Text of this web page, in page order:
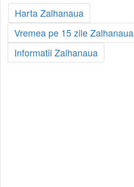
Harta Zalhanaua
Vremea pe 15 zile Zalhanaua
Informatii Zalhanaua